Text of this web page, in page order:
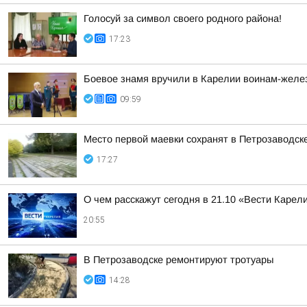
Голосуй за символ своего родного района!
17:23
Боевое знамя вручили в Карелии воинам-
09:59
Место первой маевки сохранят в
17:27
О чем расскажут сегодня в 21.10 «Вести
20:55
В Петрозаводске ремонтируют тротуары
14:28